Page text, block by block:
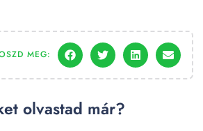
MEG:
olvastad már?